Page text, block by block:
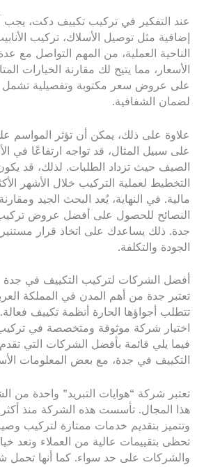
عند التفكير في تركيب تكييف دكت، يجب
إضافية مثل توصيل الأسلاك، تركيب
الناحية العملية، من المهم التواصل مع
الأسعار، مما يتيح لك مقارنة الخيارات
على عروض سعر مكتوبة وتفصيلية تشمل
لضمان الشفافية.
علاوة على ذلك، يمكن أن تؤثر المواسم
على سبيل المثال، قد تواجه ارتفاعًا في
الصيف حيث تزداد الطلبات. لذلك، قد
التخطيط لعملية التركيب خلال الأشهر
مالية. في النهاية، يُعد البحث الجيد
النصائح للحصول على أفضل عروض
جدة. ذلك يساعدك على اتخاذ قرار مستنير
الجودة والتكلفة.
أفضل الشركات لتركيب التكييف في جدة
تعتبر جدة من أهم المدن في المملكة
تتطلب أجواؤها الحارة أنظمة تكييف
اختيار شركة موثوقة ومتخصصة في
فيما يلي قائمة بأفضل الشركات التي
التكييف في جدة، مع بعض المعلومات
تعتبر شركة “هوايات التبريد” واحدة من
هذا المجال. تأسست هذه الشركة منذ
وتتميز بتقديم خدمات ممتازة لتركيب
تحظى بتقييمات عالية من العملاء وتعد
والشركات على حد سواء. كما أنها تحمل